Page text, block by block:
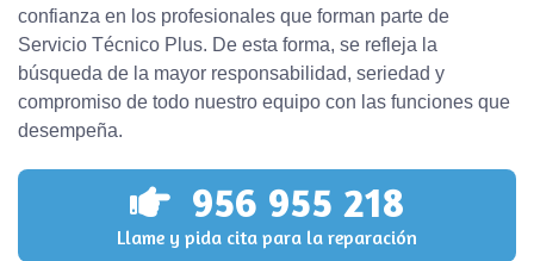
confianza en los profesionales que forman parte de
Servicio Técnico Plus. De esta forma, se refleja la
búsqueda de la mayor responsabilidad, seriedad y
compromiso de todo nuestro equipo con las funciones que
desempeña.
956 955 218
Llame y pida cita para la reparación